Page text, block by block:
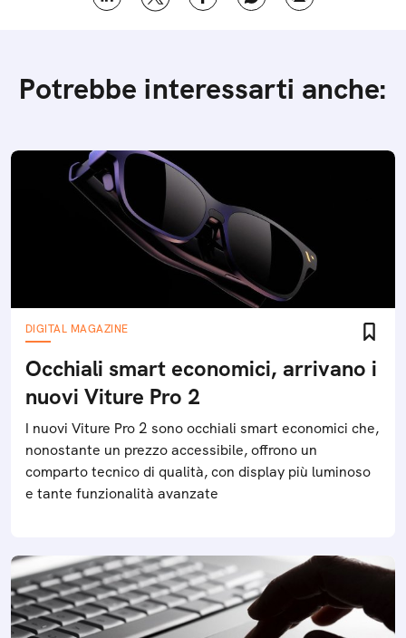
Potrebbe interessarti anche:
DIGITAL MAGAZINE
Occhiali smart economici, arrivano i
nuovi Viture Pro 2
I nuovi Viture Pro 2 sono occhiali smart economici che,
nonostante un prezzo accessibile, offrono un
comparto tecnico di qualità, con display più luminoso
e tante funzionalità avanzate